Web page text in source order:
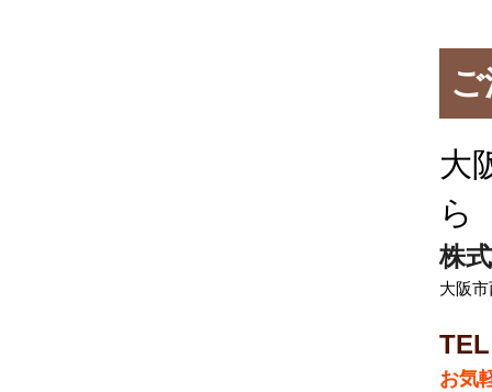
大
ら
株
大阪
お気